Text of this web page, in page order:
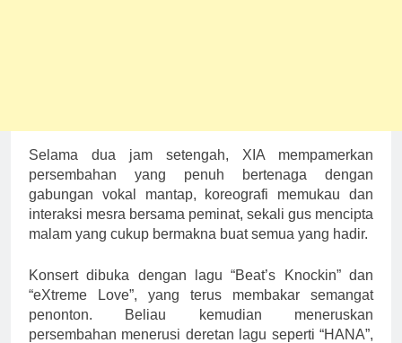
Selama dua jam setengah, XIA mempamerkan
persembahan yang penuh bertenaga dengan
gabungan vokal mantap, koreografi memukau dan
interaksi mesra bersama peminat, sekali gus mencipta
malam yang cukup bermakna buat semua yang hadir.
Konsert dibuka dengan lagu “Beat’s Knockin” dan
“eXtreme Love”, yang terus membakar semangat
penonton. Beliau kemudian meneruskan
persembahan menerusi deretan lagu seperti “HANA”,